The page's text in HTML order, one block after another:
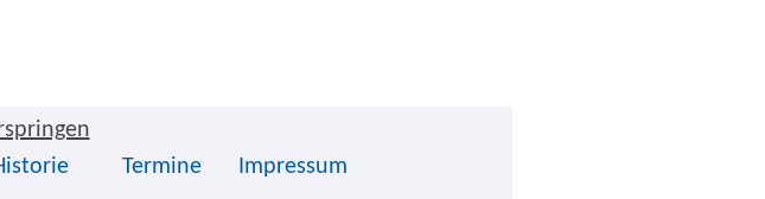
Termine Impressum